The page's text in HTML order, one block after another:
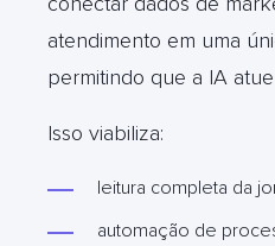
atendimento em uma
permitindo que a IA
Isso viabiliza:
leitura completa da
automação de